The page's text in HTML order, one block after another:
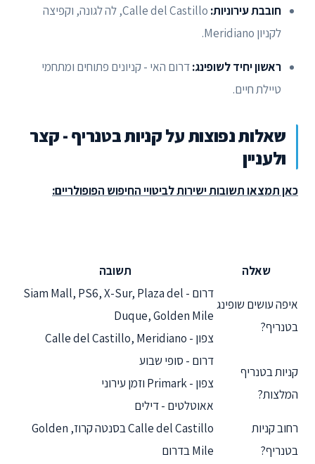
חובבת עירוניות:
Calle del Castillo, לה לגונה, וקפיצה
לקניון Meridiano.
ראשון יחיד לשופינג:דרום האי - קניונים פתוחים ומתחמי
טיילת חיים.
שאלות נפוצות על קניות בטנריף - קצר
ולעניין
כאן תמצאו תשובות ישירות לביטויי החיפוש הפופולריים:
שאלה תשובה
איפה עושים שופינג
בטנריף?
דרום - Siam Mall, PS6, X-Sur, Plaza del
Duque, Golden Mile
צפון - Calle del Castillo, Meridiano
קניות בטנריף
המלצות?
דרום - סופי שבוע
צפון - Primark וזמן עירוני
אאוטלטים - דילים
רחוב קניות
בטנריף?
Calle del Castillo בסנטה קרוז, Golden
Mile בדרום